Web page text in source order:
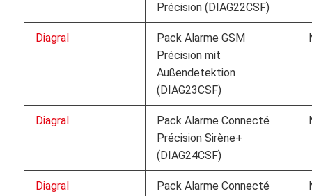
Précision (DIAG22CSF)
Diagral
Pack Alarme GSM
Précision mit
Außendetektion
(DIAG23CSF)
Diagral
Pack Alarme Connecté
Précision Sirène+
(DIAG24CSF)
Diagral
Pack Alarme Connecté